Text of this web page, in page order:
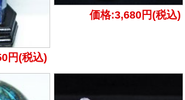
円(税込)
価格:3,680円(税込)